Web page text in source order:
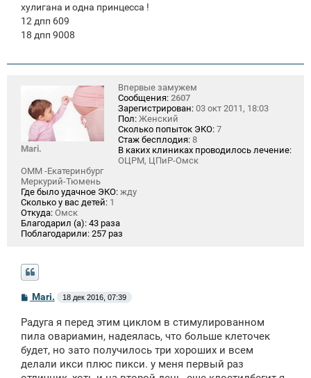
хулигана и одна принцесса !
12 дпп 609
18 дпп 9008
Mari.
Впервые замужем
Сообщения: 2607
Зарегистрирован: 03 окт 2011, 18:03
Пол: Женский
Сколько попыток ЭКО: 7
Стаж бесплодия: 8
В каких клиниках проводилось лечение:
ОЦРМ, ЦПиР-Омск
ОММ -Екатеринбург
Меркурий-Тюмень
Где было удачное ЭКО: жду
Сколько у вас детей: 1
Откуда: Омск
Благодарил (а): 43 раза
Поблагодарили: 257 раз
С
б
щ
н
и
Mari. 18 дек 2016, 07:39
Радуга я перед этим циклом в стимулированном
пила овариамин, надеялась, что больше клеточек
будет, но зато получилось три хороших и всем
делали икси плюс пикси. у меня первый раз